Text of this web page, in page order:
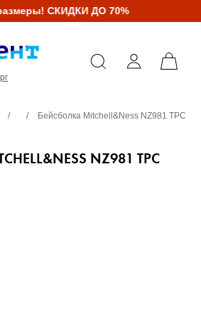
СКИДКИ ДО 70%
/ /
Бейсболка Mitchell&Ness NZ981 TPC
NZ981 TPC